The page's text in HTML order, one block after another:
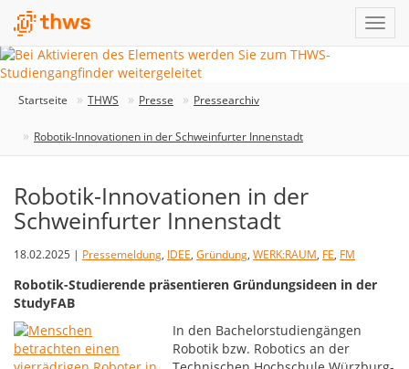
Startseite THWS Presse Pressearchiv
Robotik-Innovationen in der Schweinfurter Innenstadt
Robotik-Innovationen in der
Schweinfurter Innenstadt
18.02.2025 | Pressemeldung, IDEE, Gründung, WERK:RAUM, FE, FM
Robotik-Studierende präsentieren Gründungsideen in der
StudyFAB
In den Bachelorstudiengängen
Robotik bzw. Robotics an der